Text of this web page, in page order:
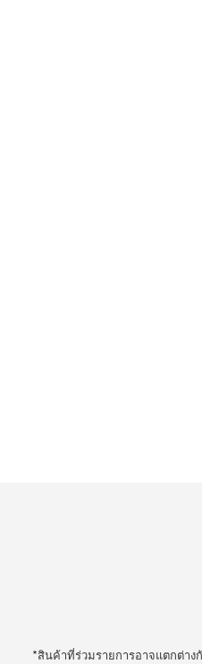
*สินค้าที่ร่วมรายการอาจแตกต่า